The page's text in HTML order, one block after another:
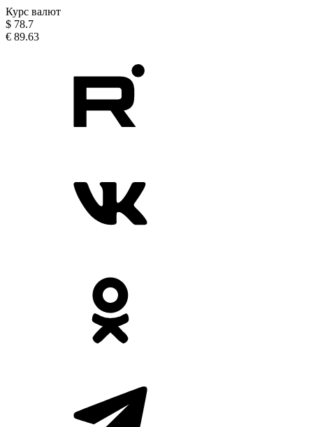
Курс валют
$ 78.7
€ 89.63